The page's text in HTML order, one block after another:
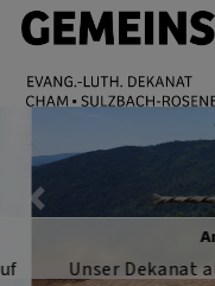
Direkt zum Inhalt
EVANG.-LUTH.
Cham Sulzbach-
Unser Dekanat als
Previous